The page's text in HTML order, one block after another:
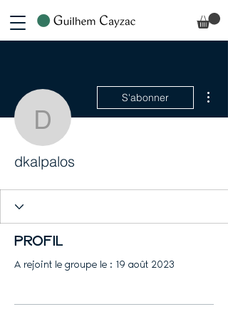
dkalpalos
S'abonner
dkalpalos
Profil
A rejoint le groupe le : 19 août 2023